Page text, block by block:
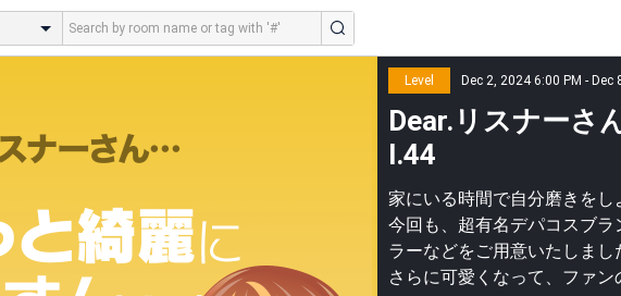
Level Dec 2, 2024 6:00 PM - Dec
Dear.リスナーさ
l.44
家にいる時間で自分磨きを
今回も、超有名デパコスブ
ラーなどをご用意いたしま
さらに可愛くなって、ファ